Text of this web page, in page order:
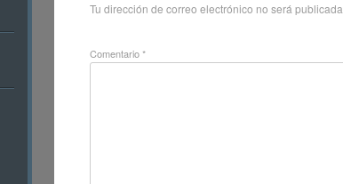
Tu dirección de correo electrónico no será publicada.
Comentario*